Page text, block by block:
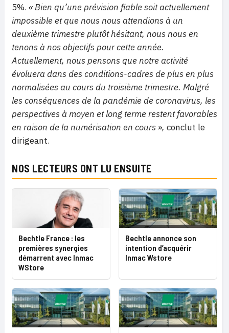
5%. « Bien qu’une prévision fiable soit actuellement
impossible et que nous nous attendions à un
deuxième trimestre plutôt hésitant, nous nous en
tenons à nos objectifs pour cette année.
Actuellement, nous pensons que notre activité
évoluera dans des conditions-cadres de plus en plus
normalisées au cours du troisième trimestre. Malgré
les conséquences de la pandémie de coronavirus, les
perspectives à moyen et long terme restent favorables
en raison de la numérisation en cours », conclut le
dirigeant.
NOS LECTEURS ONT LU ENSUITE
Bechtle France : les
premières synergies
démarrent avec Inmac
WStore
Bechtle annonce son
intention d’acquérir
Inmac Wstore